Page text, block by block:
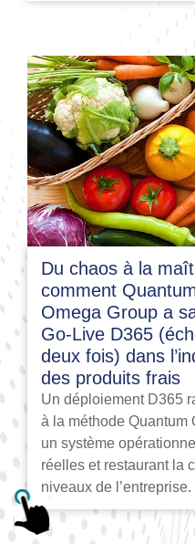
Du chaos à la
comment
Omega Group a
Go-Live D365
deux fois) dans
des produits frais
Un déploiement D365
à la méthode Quantum
un système
réelles et restaurant la
niveaux de l’entreprise.